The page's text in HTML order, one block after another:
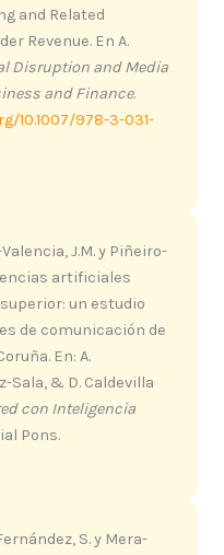
and Related
Revenue. En A.
Disruption and Media
and Finance.
10.1007/978-3-031-
J.M. y Piñeiro-
artificiales
un estudio
de comunicación de
En: A.
Sala, & D. Caldevilla
con Inteligencia
Pons.
S. y Mera-